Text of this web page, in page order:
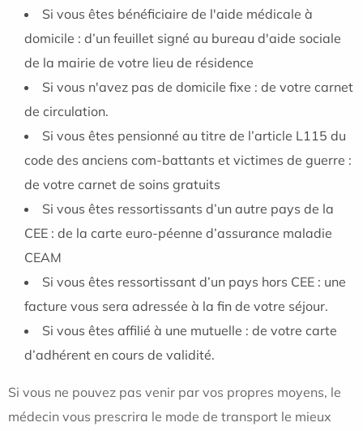
Si vous êtes bénéficiaire de l'aide médicale à
domicile : d’un feuillet signé au bureau d'aide sociale
de la mairie de votre lieu de résidence
Si vous n'avez pas de domicile fixe : de votre carnet
de circulation.
Si vous êtes pensionné au titre de l’article L115 du
code des anciens com-battants et victimes de guerre :
de votre carnet de soins gratuits
Si vous êtes ressortissants d’un autre pays de la
CEE : de la carte euro-péenne d’assurance maladie
CEAM
Si vous êtes ressortissant d’un pays hors CEE : une
facture vous sera adressée à la fin de votre séjour.
Si vous êtes affilié à une mutuelle : de votre carte
d’adhérent en cours de validité.
Si vous ne pouvez pas venir par vos propres moyens, le
médecin vous prescrira le mode de transport le mieux